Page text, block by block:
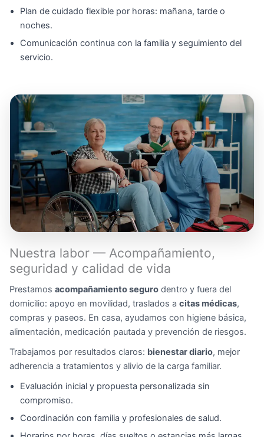
Plan de cuidado flexible por horas: mañana, tarde o
noches.
Comunicación continua con la familia y seguimiento del
servicio.
Nuestra labor — Acompañamiento,
seguridad y calidad de vida
Prestamos acompañamiento seguro dentro y fuera del
domicilio: apoyo en movilidad, traslados a citas médicas,
compras y paseos. En casa, ayudamos con higiene básica,
alimentación, medicación pautada y prevención de riesgos.
Trabajamos por resultados claros: bienestar diario, mejor
adherencia a tratamientos y alivio de la carga familiar.
Evaluación inicial y propuesta personalizada sin
compromiso.
Coordinación con familia y profesionales de salud.